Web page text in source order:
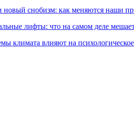
новый снобизм: как меняются наши
лифты: что на самом деле
климата влияют на